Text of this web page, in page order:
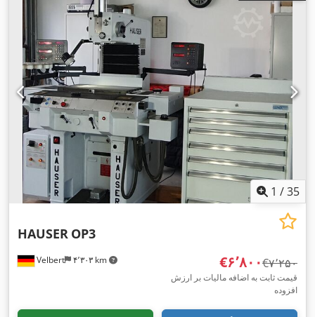
1 /35
Velbert ۴٬۳۰۳ km
HAUSER OP3
‎€۶٬۸۰۰ ‎€۷٬۲۵۰
قیمت ثابت به اضافه مالیات بر ارزش
افزوده